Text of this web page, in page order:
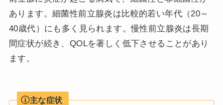
あります。細菌性前立腺炎は比較的若い年代（20～
40歳代）にも多く見られます。慢性前立腺炎は長期
間症状が続き、QOLを著しく低下させることがあり
ます。
主な症状